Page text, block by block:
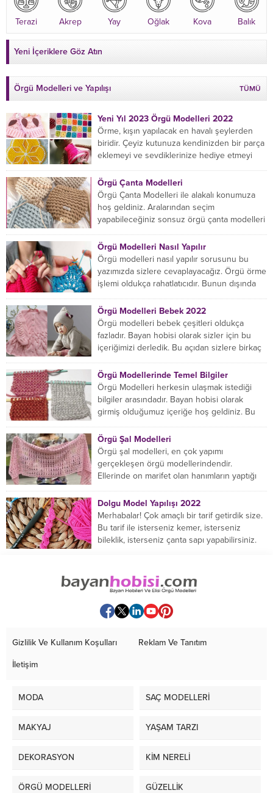
Terazi Akrep Yay Oğlak Kova Balık
Yeni İçeriklere Göz Atın
Örgü Modelleri ve Yapılışı TÜMÜ
Yeni Yıl 2023 Örgü Modelleri 2022
Örme, kışın yapılacak en havalı şeylerden
biridir. Çeyiz kutunuza kendinizden bir parça
eklemeyi ve sevdiklerinize hediye etmeyi
Örgü Çanta Modelleri
Örgü Çanta Modelleri ile alakalı konumuza
hoş geldiniz. Aralarından seçim
yapabileceğiniz sonsuz örgü çanta modelleri
Örgü Modelleri Nasıl Yapılır
Örgü modelleri nasıl yapılır sorusunu bu
yazımızda sizlere cevaplayacağız. Örgü örme
işlemi oldukça rahatlatıcıdır. Bunun dışında
Örgü Modelleri Bebek 2022
Örgü modelleri bebek çeşitleri oldukça
fazladır. Bayan hobisi olarak sizler için bu
içeriğimizi derledik. Bu açıdan sizlere birkaç
Örgü Modellerinde Temel Bilgiler
Örgü Modelleri herkesin ulaşmak istediği
bilgiler arasındadır. Bayan hobisi olarak
girmiş olduğumuz içeriğe hoş geldiniz. Bu
Örgü Şal Modelleri
Örgü şal modelleri, en çok yapımı
gerçekleşen örgü modellerindendir.
Ellerinde on marifet olan hanımların yaptığı
Dolgu Model Yapılışı 2022
Merhabalar! Çok amaçlı bir tarif getirdik size.
Bu tarif ile isterseniz kemer, isterseniz
bileklik, isterseniz çanta sapı yapabilirsiniz.
Gizlilik Ve Kullanım Koşulları Reklam Ve Tanıtım
İletişim
MODA SAÇ MODELLERİ
MAKYAJ YAŞAM TARZI
DEKORASYON KİM NERELİ
ÖRGÜ MODELLERİ GÜZELLİK